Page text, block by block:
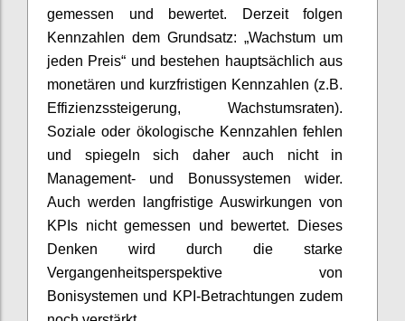
gemessen und bewertet. Derzeit folgen
Kennzahlen dem Grundsatz: „Wachstum um
jeden Preis“ und bestehen hauptsächlich aus
monetären und kurzfristigen Kennzahlen (z.B.
Effizienzssteigerung, Wachstumsraten).
Soziale oder ökologische Kennzahlen fehlen
und spiegeln sich daher auch nicht in
Management- und
Bonussystemen wider.
Auch werden langfristige Auswirkungen von
KPIs nicht gemessen und bewertet. Dieses
Denken wird durch die starke
Vergangenheitsperspektive von
Bonisystemen und KPI-Betrachtungen zudem